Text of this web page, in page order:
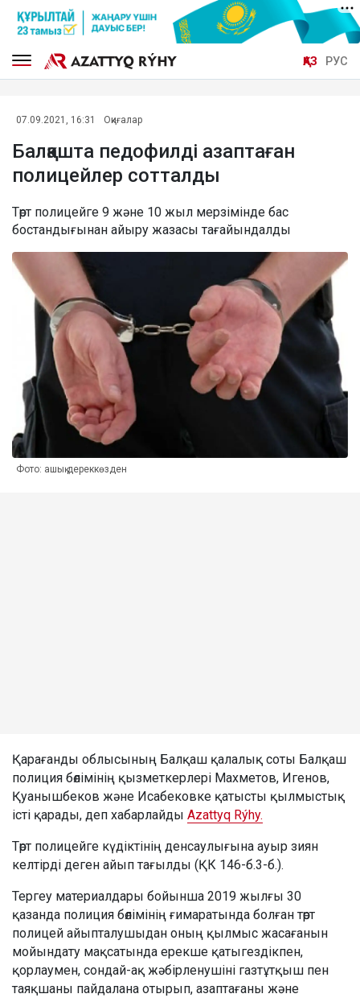
ҚАЗ РУС
07.09.2021, 16:31 Оқиғалар
Балқашта педофилді азаптаған
полицейлер сотталды
Төрт полицейге 9 және 10 жыл мерзімінде бас
бостандығынан айыру жазасы тағайындалды
Фото: ашық дереккөзден
Қарағанды облысының Балқаш қалалық соты Балқаш
полиция бөлімінің қызметкерлері Махметов, Игенов,
Қуанышбеков және Исабековке қатысты қылмыстық
істі қарады, деп хабарлайды Azattyq Rýhy.
Төрт полицейге күдіктінің денсаулығына ауыр зиян
келтірді деген айып тағылды (ҚК 146-б.3-б.).
Тергеу материалдары бойынша 2019 жылғы 30
қазанда полиция бөлімінің ғимаратында болған төрт
полицей айыпталушыдан оның қылмыс жасағанын
мойындату мақсатында ерекше қатыгездікпен,
қорлаумен, сондай-ақ жәбірленушіні газтұтқыш пен
таяқшаны пайдалана отырып, азаптағаны және